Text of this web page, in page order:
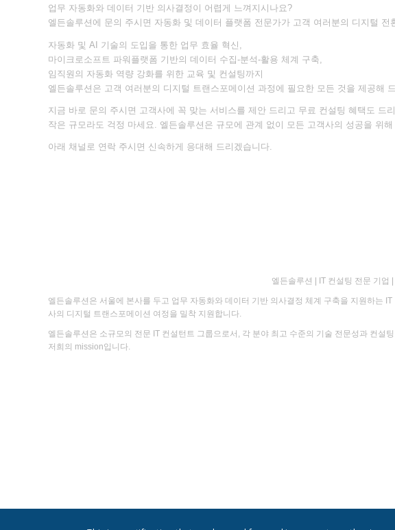
업무 자동화와 데이터 기반 의사결정이 어렵게 느껴지시나요?
엘든솔루션에 문의 주시면 자동화 및 데이터 플랫폼 전문가가 고객 여러분의 디지털
자동화 및 AI 기술의 도입을 통한 업무 효율 혁신,
마이크로소프트 파워플랫폼 기반의 데이터 수집-분석-활용 체계 구축,
임직원의 자동화 역량 강화를 위한 교육 및 컨설팅까지
엘든솔루션은 고객 여러분의 디지털 트랜스포메이션 과정에 필요한 모든 것을 제공해
지금 바로 문의 주시면 고객사에 꼭 맞는 서비스를 제안 드리고 무료 컨설팅 혜택도 드
작은 규모라도 걱정 마세요. 엘든솔루션은 규모에 관계 없이 모든 고객사의 성공을 위해
아래 채널로 연락 주시면 신속하게 응대해 드리겠습니다.
엘든솔루션 | IT 컨설팅 전문 기
엘든솔루션은 서울에 본사를 두고 업무 자동화와 데이터 기반 의사결정 체계 구축을 지원하는
사의 디지털 트랜스포메이션 여정을 밀착 지원합니다.
엘든솔루션은 소규모의 전문 IT 컨설턴트 그룹으로서, 각 분야 최고 수준의 기술 전문성과 컨설
저희의 mission입니다.